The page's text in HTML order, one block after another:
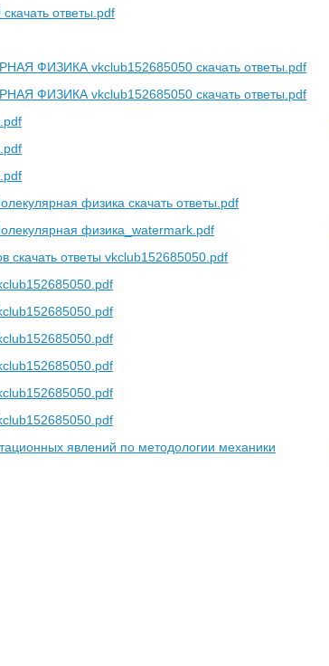
ответы.pdf
ФИЗИКА vkclub152685050 скачать ответы.pdf
ФИЗИКА vkclub152685050 скачать ответы.pdf
физика скачать ответы.pdf
физика_watermark.pdf
скачать ответы vkclub152685050.pdf
явлений по методологии механики